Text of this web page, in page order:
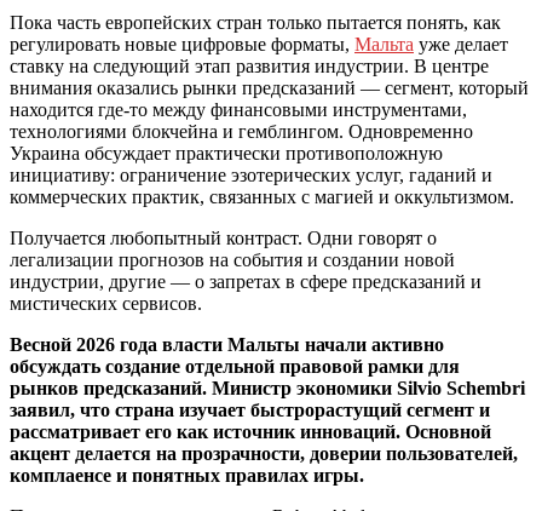
Пока часть европейских стран только пытается понять, как
регулировать новые цифровые форматы, Мальта уже делает
ставку на следующий этап развития индустрии. В центре
внимания оказались рынки предсказаний — сегмент, который
находится где-то между финансовыми инструментами,
технологиями блокчейна и гемблингом. Одновременно
Украина обсуждает практически противоположную
инициативу: ограничение эзотерических услуг, гаданий и
коммерческих практик, связанных с магией и оккультизмом.
Получается любопытный контраст. Одни говорят о
легализации прогнозов на события и создании новой
индустрии, другие — о запретах в сфере предсказаний и
мистических сервисов.
Весной 2026 года власти Мальты начали активно
обсуждать создание отдельной правовой рамки для
рынков предсказаний. Министр экономики Silvio Schembri
заявил, что страна изучает быстрорастущий сегмент и
рассматривает его как источник инноваций. Основной
акцент делается на прозрачности, доверии пользователей,
комплаенсе и понятных правилах игры.